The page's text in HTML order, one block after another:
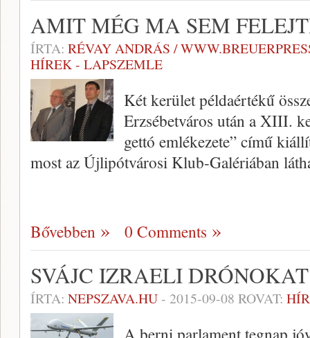
AMIT MÉG MA SEM
ÍRTA: RÉVAY ANDRÁS /
HÍREK - LAPSZEMLE
Két kerület példaértékű
Erzsébetváros után a XIII.
gettó emlékezete” című
most az Újlipótvárosi Klub-Galériában
Bővebben 0 Comments
SVÁJC IZRAELI
ÍRTA: NEPSZAVA.HU- 2015-09-08 ROVAT: